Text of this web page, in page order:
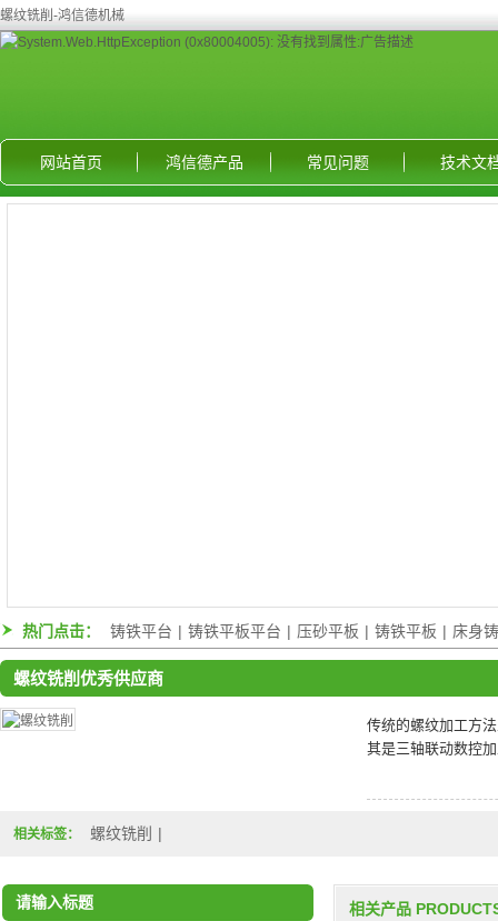
螺纹铣削-鸿信德机械
网站首页 鸿信德产品 常见问题 技术文
热门点击： 铸铁平台 | 铸铁平板平台 | 压砂平板 | 铸铁平板 | 床身
螺纹铣削优秀供应商
传统的螺纹加工方
其是三轴联动数控
相关标签： 螺纹铣削 |
相关产品
请输入标题